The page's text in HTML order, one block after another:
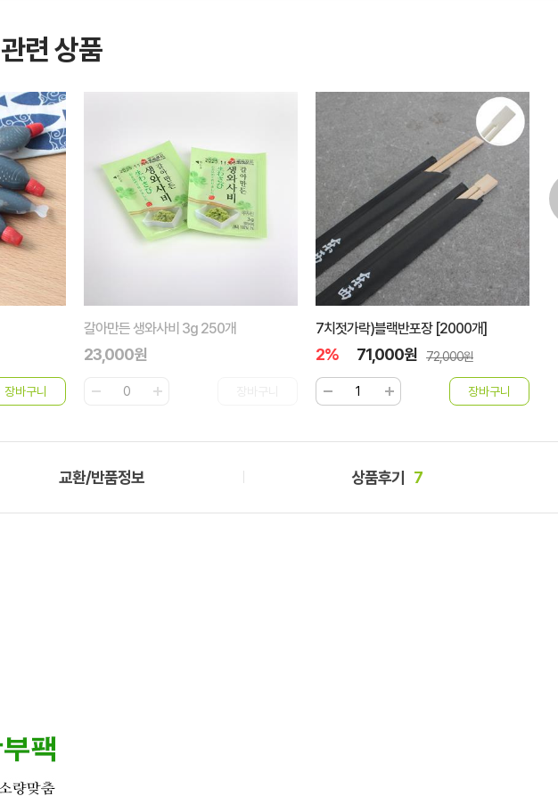
관련 상품
갈아만든 생와사비 3g 250개
23,000원
7치젓가락)블랙반포장 [2000개]
2% 71,000원 72,000원
교환/반품정보 상품후기 7